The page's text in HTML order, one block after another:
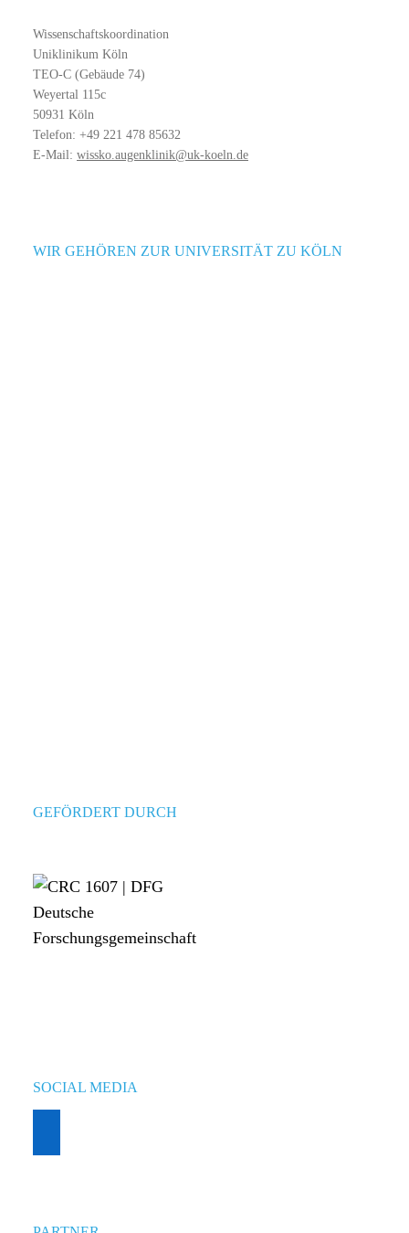
Wissenschaftskoordination
Uniklinikum Köln
TEO-C (Gebäude 74)
Weyertal 115c
50931 Köln
Telefon: +49 221 478 85632
E-Mail: wissko.augenklinik@uk-koeln.de
WIR GEHÖREN ZUR UNIVERSITÄT ZU KÖLN
GEFÖRDERT DURCH
SOCIAL MEDIA